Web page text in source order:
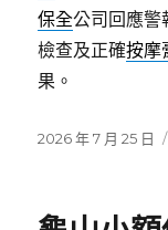
保全公司回應警
檢查及正確按摩
果。
發
2026 年 7 月 25 日